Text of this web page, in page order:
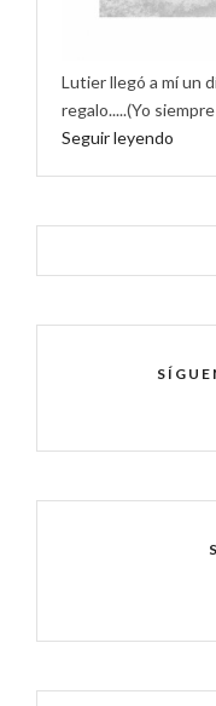
Lutier llegó a mí un
regalo.....(Yo
Seguir leyendo